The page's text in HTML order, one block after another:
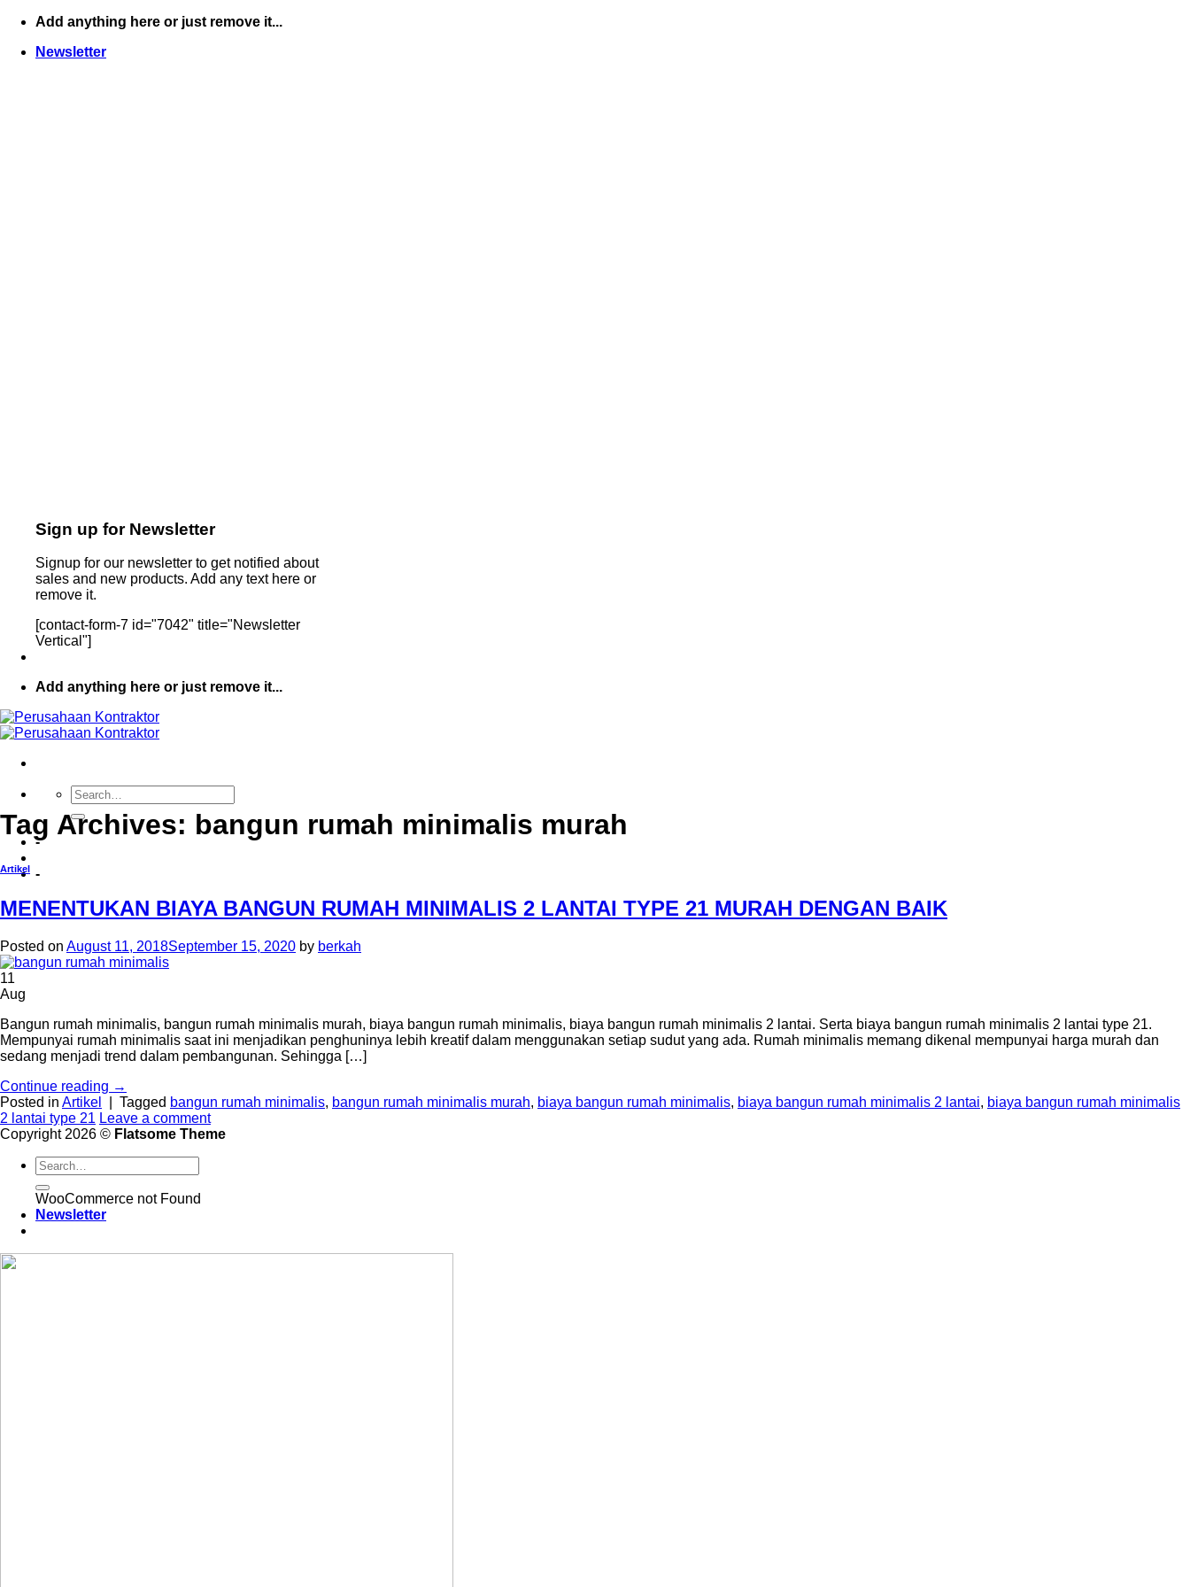
Skip
content
Add anything here or just remove it...
Newsletter
Sign up for Newsletter
Signup for our newsletter to get notified about
sales and new products. Add any text here or
remove it.
[contact-form-7 id="7042" title="Newsletter
Vertical"]
Add anything here or just remove it...
-
-
Tag Archives: bangun rumah minimalis murah
Artikel
MENENTUKAN BIAYA BANGUN RUMAH MINIMALIS 2 LANTAI TYPE 21 MURAH DENGAN BAIK
Posted on August 11, 2018September 15, 2020 by berkah
11
Aug
Bangun rumah minimalis, bangun rumah minimalis murah, biaya bangun rumah minimalis, biaya bangun rumah minimalis 2 lantai. Serta biaya bangun rumah minimalis 2 lantai type 21.
Mempunyai rumah minimalis saat ini menjadikan penghuninya lebih kreatif dalam menggunakan setiap sudut yang ada. Rumah minimalis memang dikenal mempunyai harga murah dan
sedang menjadi trend dalam pembangunan. Sehingga […]
Continue reading →
Posted in Artikel Tagged bangun rumah minimalis, bangun rumah minimalis murah, biaya bangun rumah minimalis, biaya bangun rumah minimalis 2 lantai, biaya bangun rumah minimalis
2 lantai type 21 Leave a comment
Copyright 2026 © Flatsome Theme
WooCommerce not Found
Newsletter